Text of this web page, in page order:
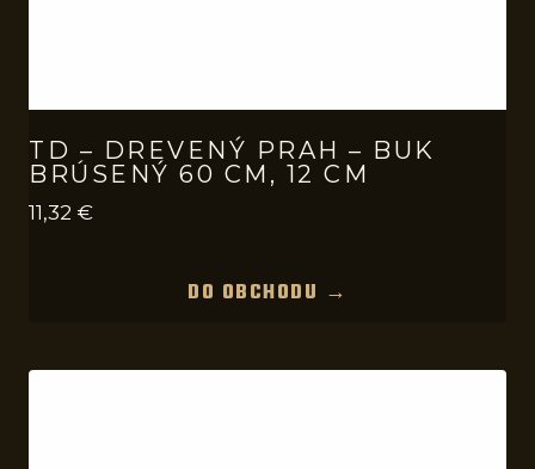
TD – DREVENÝ PRAH – BUK
BRÚSENÝ 60 CM, 12 CM
11,32 €
DO OBCHODU →